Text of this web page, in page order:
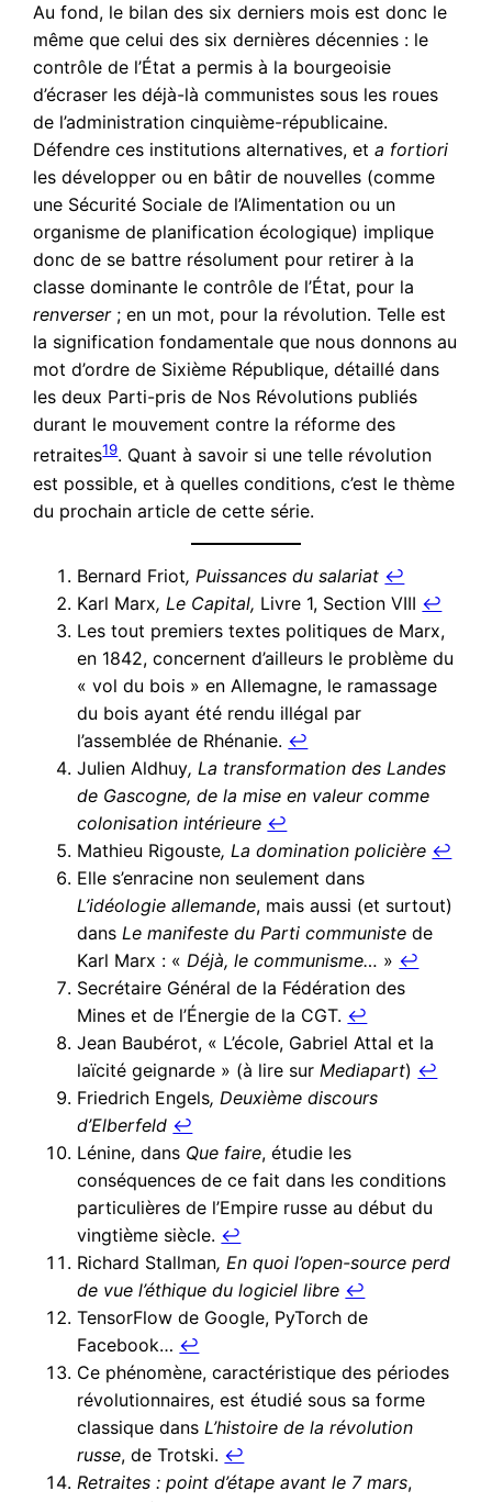
Au fond, le bilan des six derniers mois est donc le
même que celui des six dernières décennies : le
contrôle de l’État a permis à la bourgeoisie
d’écraser les déjà-là communistes sous les roues
de l’administration cinquième-républicaine.
Défendre ces institutions alternatives, eta fortiori
les développer ou en bâtir de nouvelles (comme
une Sécurité Sociale de l’Alimentation ou un
organisme de planification écologique) implique
donc de se battre résolument pour retirer à la
classe dominante le contrôle de l’État, pour la
renverser; en un mot, pour la révolution. Telle est
la signification fondamentale que nous donnons au
mot d’ordre de Sixième République, détaillé dans
les deux Parti-pris de Nos Révolutions publiés
durant le mouvement contre la réforme des
retraites19. Quant à savoir si une telle révolution
est possible, et à quelles conditions, c’est le thème
du prochain article de cette série.
Bernard Friot, Puissances du salariat ↩︎
Karl Marx, Le Capital, Livre 1, Section VIII ↩︎
Les tout premiers textes politiques de Marx,
en 1842, concernent d’ailleurs le problème du
« vol du bois » en Allemagne, le ramassage
du bois ayant été rendu illégal par
l’assemblée de Rhénanie. ↩︎
Julien Aldhuy, La transformation des Landes
de Gascogne, de la mise en valeur comme
colonisation intérieure ↩︎
Mathieu Rigouste, La domination policière ↩︎
Elle s’enracine non seulement dans
L’idéologie allemande, mais aussi (et surtout)
dans Le manifeste du Parti communiste de
Karl Marx : « Déjà, le communisme… » ↩︎
Secrétaire Général de la Fédération des
Mines et de l’Énergie de la CGT. ↩︎
Jean Baubérot, « L’école, Gabriel Attal et la
laïcité geignarde » (à lire sur Mediapart) ↩︎
Friedrich Engels, Deuxième discours
d’Elberfeld ↩︎
Lénine, dans Que faire, étudie les
conséquences de ce fait dans les conditions
particulières de l’Empire russe au début du
vingtième siècle. ↩︎
Richard Stallman, En quoi l’open-source perd
de vue l’éthique du logiciel libre ↩︎
TensorFlow de Google, PyTorch de
Facebook… ↩︎
Ce phénomène, caractéristique des périodes
révolutionnaires, est étudié sous sa forme
classique dans L’histoire de la révolution
russe, de Trotski. ↩︎
Retraites : point d’étape avant le 7 mars,